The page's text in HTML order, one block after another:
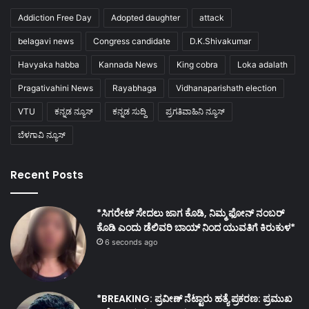
Addiction Free Day Adopted daughter attack
belagavi news Congress candidate D.K.Shivakumar
Havyaka habba Kannada News King cobra Loka adalath
Pragativahini News Rayabhaga Vidhanaparishath election
VTU ಕನ್ನಡ ನ್ಯೂಸ್ ಕನ್ನಡ ಸುದ್ದಿ ಪ್ರಗತಿವಾಹಿನಿ ನ್ಯೂಸ್
ಬೆಳಗಾವಿ ನ್ಯೂಸ್
Recent Posts
*ಸಿಗರೇಟ್ ಸೇದಲು ಜಾಗ ಕೊಡಿ, ನಿಮ್ಮ ಫೋನ್ ನಂಬರ್
ಕೊಡಿ ಎಂದು ಡೆಲಿವರಿ ಬಾಯ್ ನಿಂದ ಯುವತಿಗೆ ಕಿರುಕುಳ*
6 seconds ago
*BREAKING: ಪ್ರವೀಣ್ ನೆಟ್ಟಾರು ಹತ್ಯೆ ಪ್ರಕರಣ: ಪ್ರಮುಖ